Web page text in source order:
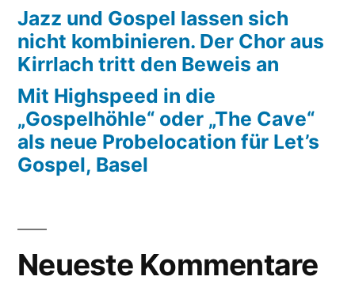
Jazz und Gospel lassen sich
nicht kombinieren. Der Chor aus
Kirrlach tritt den Beweis an
Mit Highspeed in die
„Gospelhöhle“ oder „The Cave“
als neue Probelocation für Let’s
Gospel, Basel
Neueste Kommentare